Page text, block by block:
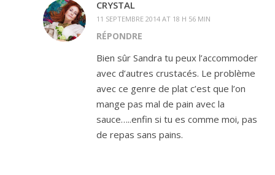
CRYSTAL
11 SEPTEMBRE 2014 AT 18 H 56 MIN
RÉPONDRE
Bien sûr Sandra tu peux l’accommoder
avec d’autres crustacés. Le problème
avec ce genre de plat c’est que l’on
mange pas mal de pain avec la
sauce…..enfin si tu es comme moi, pas
de repas sans pains.